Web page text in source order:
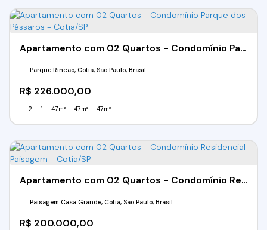
Apartamento com 02 Quartos - Condomínio Parque dos Pássaros - Cotia/SP
R$ 226.000,00
Parque Rincão, Cotia, São Paulo, Brasil
2 1 47m² 47m² 47m²
Apartamento com 02 Quartos - Condomínio Residencial Paisagem - Cotia/SP
R$ 200.000,00
Paisagem Casa Grande, Cotia, São Paulo, Brasil